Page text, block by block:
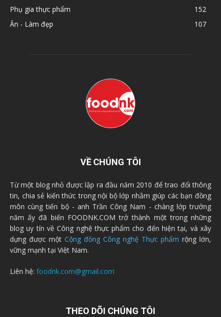
Phụ gia thực phẩm
152
Ăn - Làm đẹp
107
VỀ CHÚNG TÔI
Từ một blog nhỏ được lập ra đầu năm 2010 để trao đổi thông
tin, chia sẻ kiến thức trong nội bộ lớp nhằm giúp các bạn đồng
môn cùng tiến bộ - anh Trần Công Nam - chàng lớp trưởng
năm ấy đã biến FOODNK.COM trở thành một trong những
blog uy tín về Công nghệ thực phẩm cho đến hiện tại, và xây
dựng được một Cộng đồng Công nghệ Thực phẩm rộng lớn,
vững mạnh tại Việt Nam.
Liên hệ: foodnk.com@gmail.com
THEO DÕI CHÚNG TÔI